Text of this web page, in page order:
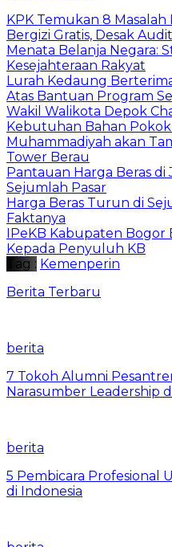
​KPK Temukan 8
Bergizi Gratis, Desak
Menata Belanja Negara:
Kesejahteraan Rakyat
Lurah Kedaung
Atas Bantuan Program
Wakil Walikota Depok
Kebutuhan Bahan Pokok
Muhammadiyah akan
Tower Berau
Pantauan Harga Beras di
Sejumlah Pasar
Harga Beras Turun di
Faktanya
IPeKB Kabupaten Bogor
Kepada Penyuluh KB
Tag : Kemenperin
Berita Terbaru
berita
7 Tokoh Alumni
Narasumber Leadership
berita
5 Pembicara Profesional
di Indonesia